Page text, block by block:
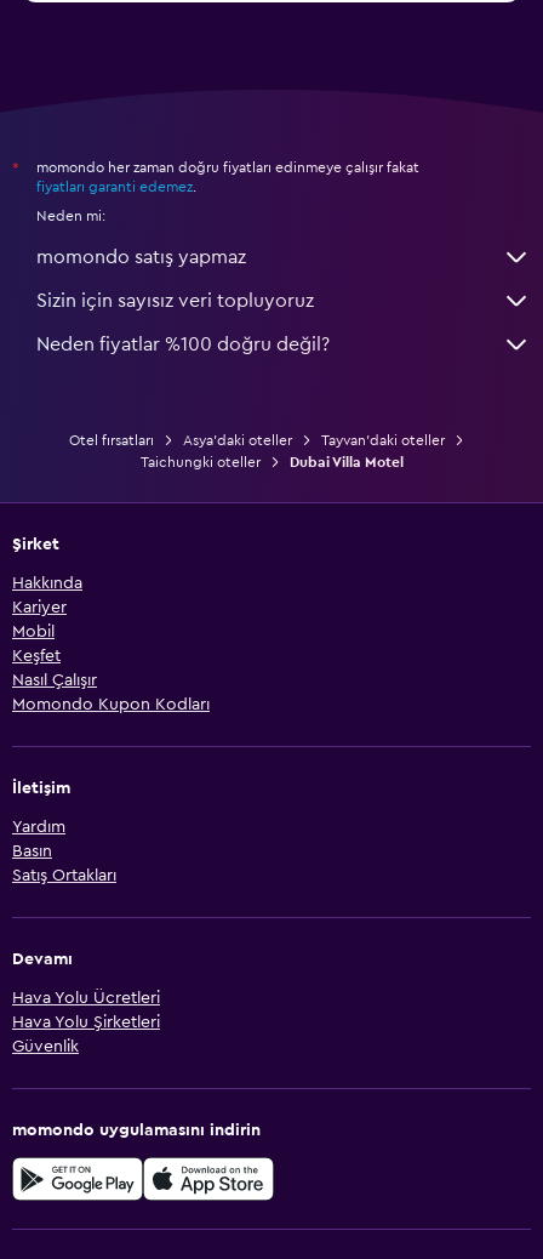
*
momondo her zaman doğru fiyatları edinmeye çalışır fakat
fiyatları garanti edemez
Neden mi:
momondo satış yapmaz
Sizin için sayısız veri topluyoruz
Neden fiyatlar %100 doğru değil?
Otel fırsatları Asya'daki oteller
Tayvan'daki oteller
Taichungki oteller
Dubai Villa Motel
Şirket
Hakkında
Kariyer
Mobil
Keşfet
Nasıl Çalışır
Momondo Kupon Kodları
İletişim
Yardım
Basın
Satış Ortakları
Devamı
Hava Yolu Ücretleri
Hava Yolu Şirketleri
Güvenlik
momondo uygulamasını indirin